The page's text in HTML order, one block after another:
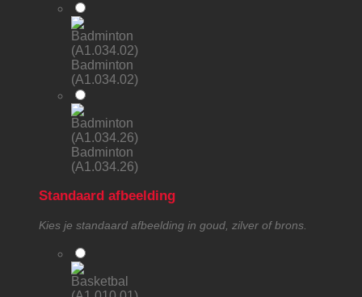
Badminton
(A1.034.02)
Badminton
(A1.034.26)
Standaard afbeelding
Kies je standaard afbeelding in goud, zilver of brons.